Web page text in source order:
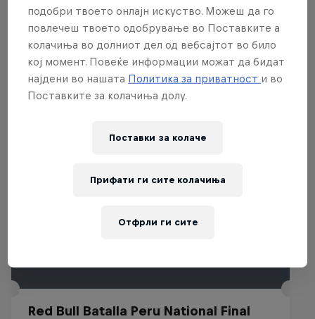
Поврзани настани
Red Bull Batalla Peru National Final
подобри твоето онлајн искуство. Можеш да го
повлечеш твоето одобрување во Поставките а
колачиња во долниот дел од вебсајтот во било
кој момент. Повеќе информации можат да бидат
најдени во нашата Политика за приватност и во
Поставките за колачиња долу.
Поставки за колачe
Отфрли ги сите
Прифати ги сите колачиња